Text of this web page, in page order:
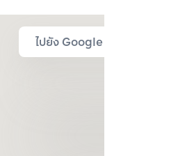
ไปยัง Google Map